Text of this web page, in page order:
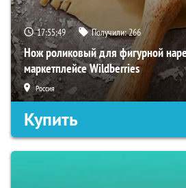
17:55:48 Получили:266
Нож роликовый для фигурной
маркетплейсе Wildberries
Россия
Купить